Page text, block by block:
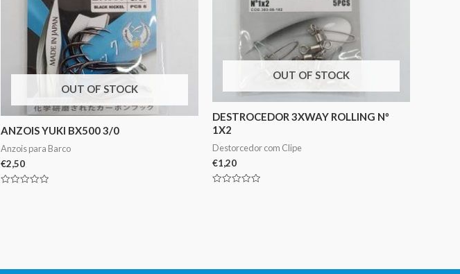
OUT OF STOCK
ANZOIS YUKI BX500 3/0
Anzois para Barco
€2,50
OUT OF STOCK
DESTROCEDOR 3XWAY ROLLING Nº
1X2
Destorcedor com Clipe
€1,20